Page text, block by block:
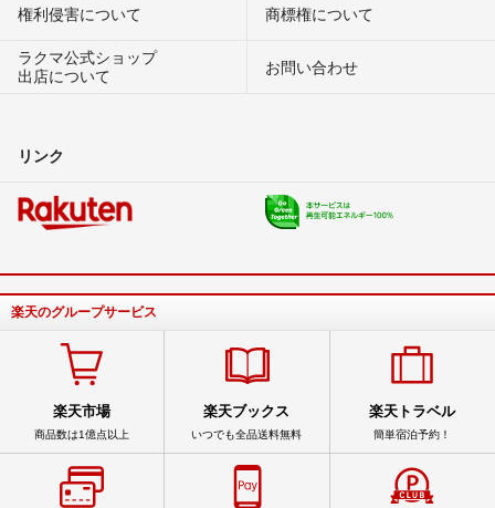
権利侵害について
商標権について
ラクマ公式ショップ
出店について
お問い合わせ
リンク
楽天のグループサービス
楽天市場
商品数は1億点以上
楽天ブックス
いつでも全品送料無料
楽天トラベル
簡単宿泊予約！